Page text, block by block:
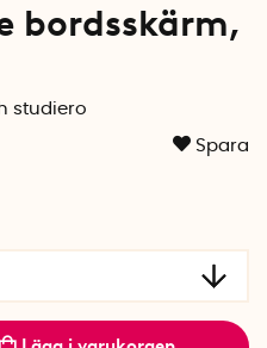
bordsskärm,
studiero
Spara